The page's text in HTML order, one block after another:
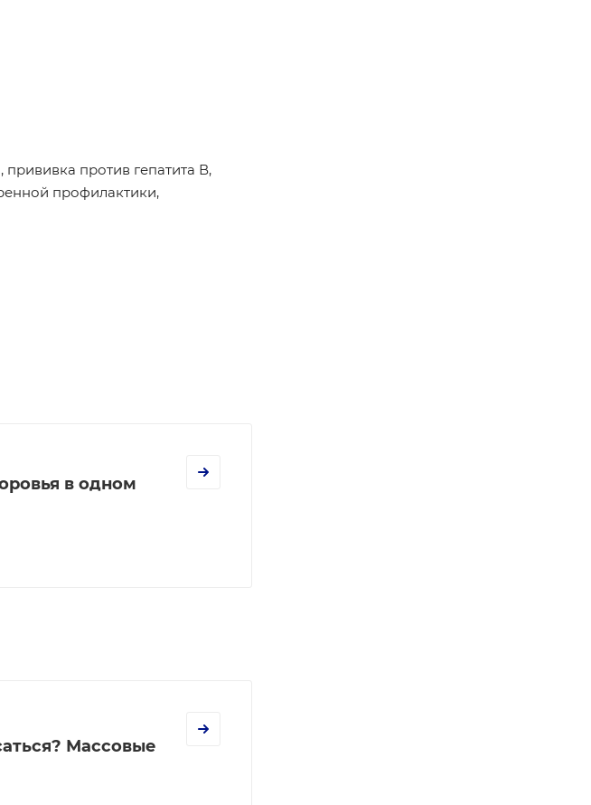
против гепатита В,
профилактики,
в одном
Массовые